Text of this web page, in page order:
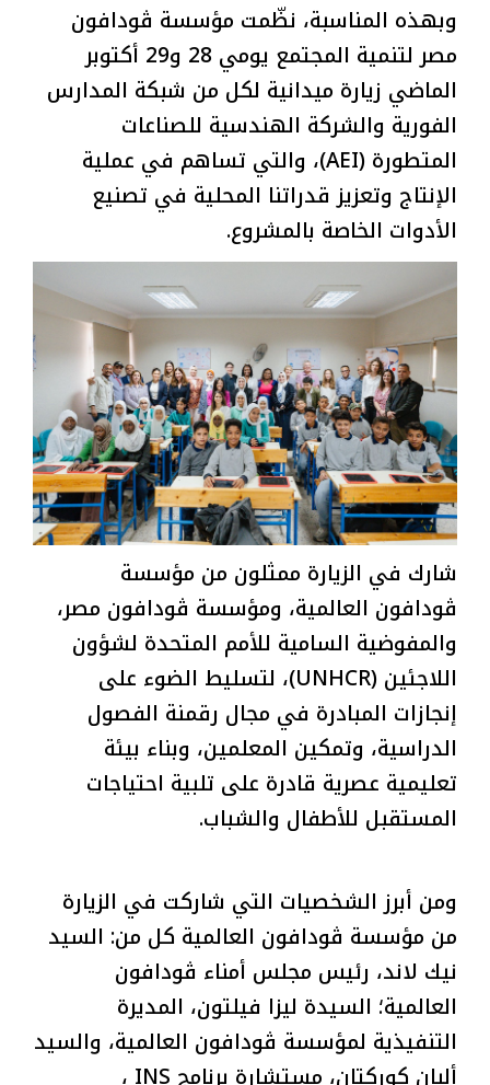
وبهذه المناسبة، نظّمت مؤسسة ڤودافون
مصر لتنمية المجتمع يومي 28 و29 أكتوبر
الماضي زيارة ميدانية لكل من شبكة المدارس
الفورية والشركة الهندسية للصناعات
المتطورة (AEI)، والتي تساهم في عملية
الإنتاج وتعزيز قدراتنا المحلية في تصنيع
الأدوات الخاصة بالمشروع.
شارك في الزيارة ممثلون من مؤسسة
ڤودافون العالمية، ومؤسسة ڤودافون مصر،
والمفوضية السامية للأمم المتحدة لشؤون
اللاجئين (UNHCR)، لتسليط الضوء على
إنجازات المبادرة في مجال رقمنة الفصول
الدراسية، وتمكين المعلمين، وبناء بيئة
تعليمية عصرية قادرة على تلبية احتياجات
المستقبل للأطفال والشباب.
ومن أبرز الشخصيات التي شاركت في الزيارة
من مؤسسة ڤودافون العالمية كل من: السيد
نيك لاند، رئيس مجلس أمناء ڤودافون
العالمية؛ السيدة ليزا فيلتون، المديرة
التنفيذية لمؤسسة ڤودافون العالمية، والسيد